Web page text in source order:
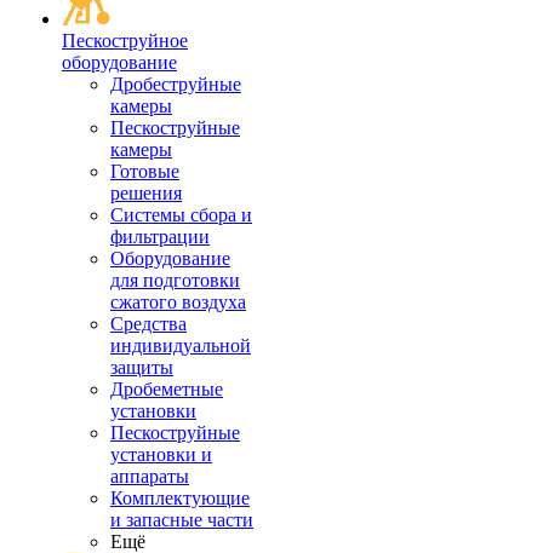
Пескоструйное
оборудование
Дробеструйные
камеры
Пескоструйные
камеры
Готовые
решения
Системы сбора и
фильтрации
Оборудование
для подготовки
сжатого воздуха
Средства
индивидуальной
защиты
Дробеметные
установки
Пескоструйные
установки и
аппараты
Комплектующие
и запасные части
Ещё